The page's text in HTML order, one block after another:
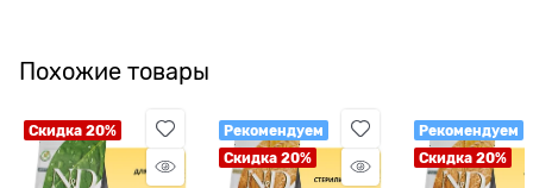
Похожие товары
Скидка 20%
Рекомендуем
Скидка 20%
Рекомендуем
Скидка 20%